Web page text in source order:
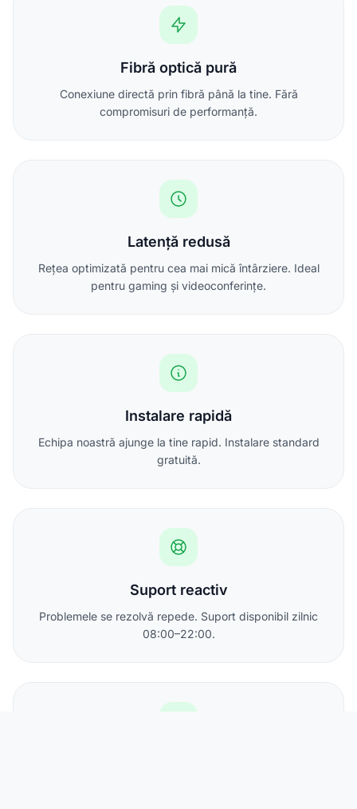
Fibră optică pură
Conexiune directă prin fibră până la tine. Fără
compromisuri de performanță.
Latență redusă
Rețea optimizată pentru cea mai mică întârziere. Ideal
pentru gaming și videoconferințe.
Instalare rapidă
Echipa noastră ajunge la tine rapid. Instalare standard
gratuită.
Suport reactiv
Problemele se rezolvă repede. Suport disponibil zilnic
08:00–22:00.